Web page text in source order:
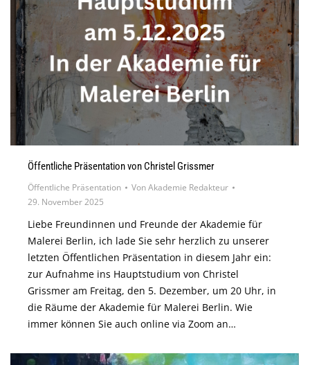
Öffentliche Präsentation von Christel Grissmer
Öffentliche Präsentation VonAkademie Redakteur
29. November 2025
Liebe Freundinnen und Freunde der Akademie für
Malerei Berlin, ich lade Sie sehr herzlich zu unserer
letzten Öffentlichen Präsentation in diesem Jahr ein:
zur Aufnahme ins Hauptstudium von Christel
Grissmer am Freitag, den 5. Dezember, um 20 Uhr, in
die Räume der Akademie für Malerei Berlin. Wie
immer können Sie auch online via Zoom an…